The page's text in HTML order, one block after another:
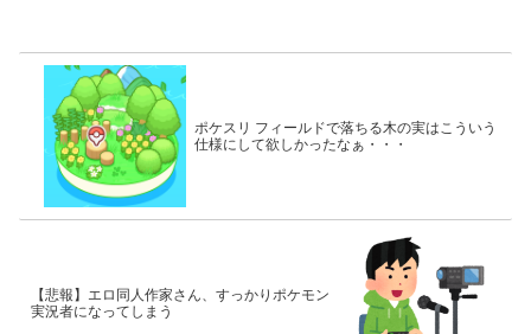
ポケスリ フィールドで落ちる木の実はこういう
仕様にして欲しかったなぁ・・・
【悲報】エロ同人作家さん、すっかりポケモン
実況者になってしまう